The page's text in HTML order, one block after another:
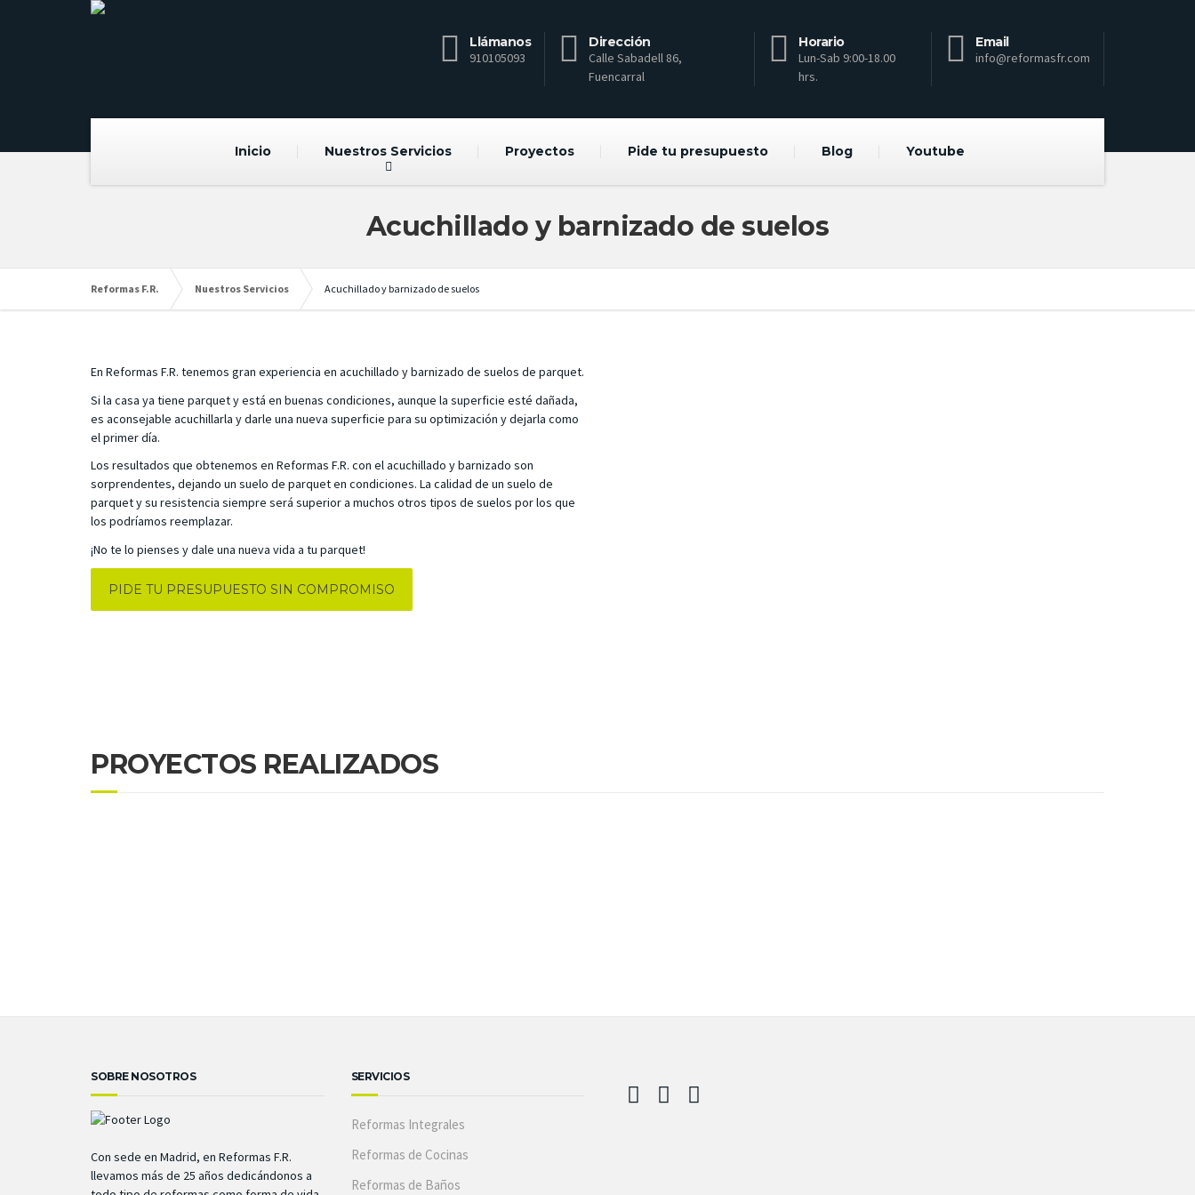
Llámanos
910105093
Dirección
Calle Sabadell 86,
Fuencarral
Horario
Lun-Sab 9:00-18.00
hrs.
Email
info@reformasfr.com
Inicio Nuestros Servicios Proyectos Pide tu presupuesto Blog Youtube
Acuchillado y barnizado de suelos
Reformas F.R. Nuestros Servicios Acuchillado y barnizado de suelos
En Reformas F.R. tenemos gran experiencia en acuchillado y barnizado de suelos de parquet.
Si la casa ya tiene parquet y está en buenas condiciones, aunque la superficie esté dañada,
es aconsejable acuchillarla y darle una nueva superficie para su optimización y dejarla como
el primer día.
Los resultados que obtenemos en Reformas F.R. con el acuchillado y barnizado son
sorprendentes, dejando un suelo de parquet en condiciones. La calidad de un suelo de
parquet y su resistencia siempre será superior a muchos otros tipos de suelos por los que
los podríamos reemplazar.
¡No te lo pienses y dale una nueva vida a tu parquet!
PIDE TU PRESUPUESTO SIN COMPROMISO
PROYECTOS REALIZADOS
SOBRE NOSOTROS
Con sede en Madrid, en Reformas F.R.
llevamos más de 25 años dedicándonos a
SERVICIOS
Reformas Integrales
Reformas de Cocinas
Reformas de Baños